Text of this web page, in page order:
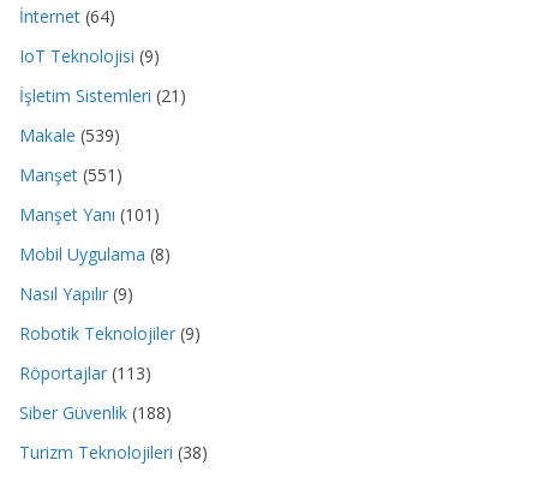
İnternet (64)
IoT Teknolojisi (9)
İşletim Sistemleri (21)
Makale (539)
Manşet (551)
Manşet Yanı (101)
Mobil Uygulama (8)
Nasıl Yapılır (9)
Robotik Teknolojiler (9)
Röportajlar (113)
Siber Güvenlik (188)
Turizm Teknolojileri (38)